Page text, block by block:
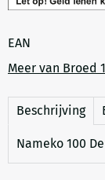
EAN
Meer van Broed
Beschrijving
Nameko 100